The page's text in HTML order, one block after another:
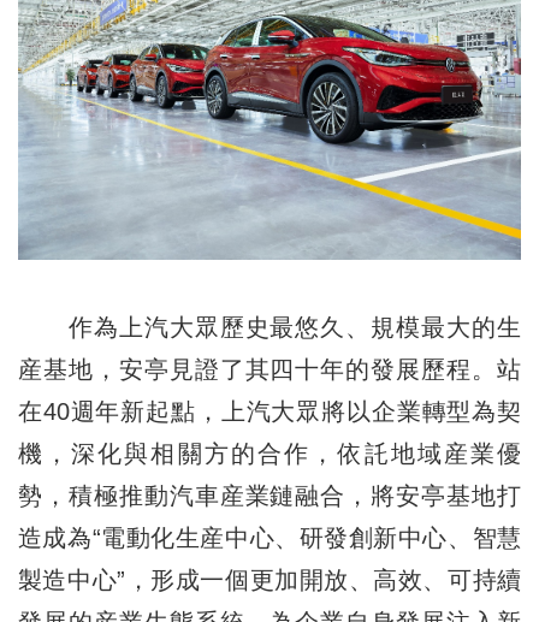
作為上汽大眾歷史最悠久、規模最大的生
産基地，安亭見證了其四十年的發展歷程。站
在40週年新起點，上汽大眾將以企業轉型為契
機，深化與相關方的合作，依託地域産業優
勢，積極推動汽車産業鏈融合，將安亭基地打
造成為“電動化生産中心、研發創新中心、智慧
製造中心”，形成一個更加開放、高效、可持續